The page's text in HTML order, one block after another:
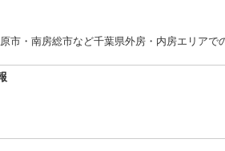
市・南房総市など千葉県外房・内房エリアで